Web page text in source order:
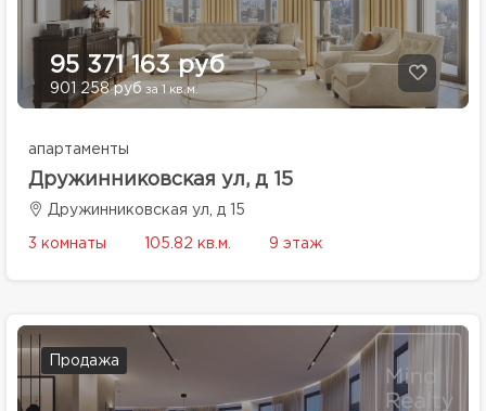
95 371 163 руб
901 258 руб за 1 кв.м.
апартаменты
Дружинниковская ул, д 15
Дружинниковская ул, д 15
3 комнаты 105.82 кв.м. 9 этаж
Продажа